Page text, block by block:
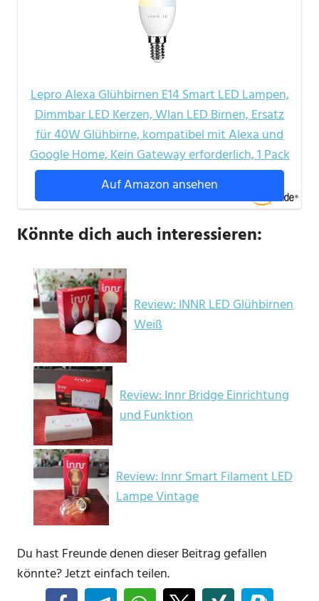
Lepro Alexa Glühbirnen E14 Smart LED Lampen,
Dimmbar LED Kerzen, Wlan LED Birnen, Ersatz
für 40W Glühbirne, kompatibel mit Alexa und
Google Home, Kein Gateway erforderlich, 1 Pack
Auf Amazon ansehen
Könnte dich auch interessieren:
Review: INNR LED Glühbirnen
Weiß
Review: Innr Bridge Einrichtung
und Funktion
Review: Innr Smart Filament LED
Lampe Vintage
Du hast Freunde denen dieser Beitrag gefallen
könnte? Jetzt einfach teilen.